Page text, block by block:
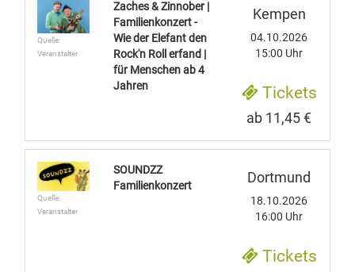
Quelle:
Veranstalter
Zaches & Zinnober |
Familienkonzert -
Wie der Elefant den
Rock'n Roll erfand |
für Menschen ab 4
Jahren
Kempen
04.10.2026
15:00 Uhr
Tickets
ab 11,45 €
Quelle:
Veranstalter
SOUNDZZ
Familienkonzert
Dortmund
18.10.2026
16:00 Uhr
Tickets